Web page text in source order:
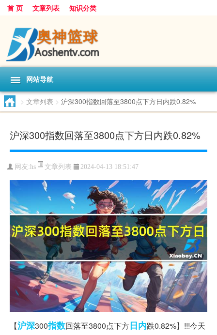
首 页 文章列表 知识分类
网站导航
> 文章列表 > 沪深300指数回落至3800点下方日内跌0.82%
沪深300指数回落至3800点下方日内跌0.82%
网友:hs 文章列表 2024-04-13 18:51:47
【沪深300指数回落至3800点下方日内跌0.82%】!!!今天